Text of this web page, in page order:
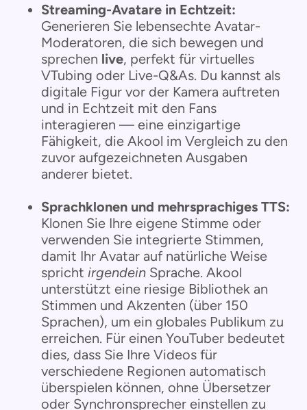
Streaming-Avatare in Echtzeit:
Generieren Sie lebensechte Avatar-
Moderatoren, die sich bewegen und
sprechen live, perfekt für virtuelles
VTubing oder Live-Q&As. Du kannst als
digitale Figur vor der Kamera auftreten
und in Echtzeit mit den Fans
interagieren — eine einzigartige
Fähigkeit, die Akool im Vergleich zu den
zuvor aufgezeichneten Ausgaben
anderer bietet.
Sprachklonen und mehrsprachiges TTS:
Klonen Sie Ihre eigene Stimme oder
verwenden Sie integrierte Stimmen,
damit Ihr Avatar auf natürliche Weise
spricht irgendein Sprache. Akool
unterstützt eine riesige Bibliothek an
Stimmen und Akzenten (über 150
Sprachen), um ein globales Publikum zu
erreichen. Für einen YouTuber bedeutet
dies, dass Sie Ihre Videos für
verschiedene Regionen automatisch
überspielen können, ohne Übersetzer
oder Synchronsprecher einstellen zu